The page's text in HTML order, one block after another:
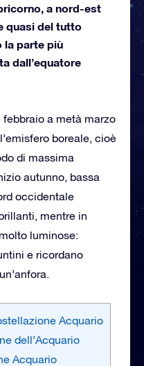
a nord-est
quasi del tutto
la parte più
dall’equatore
a metà marzo
boreale, cioè
di massima
autunno, bassa
occidentale
mentre in
luminose:
e ricordano
Acquario
dell’Acquario
Acquario